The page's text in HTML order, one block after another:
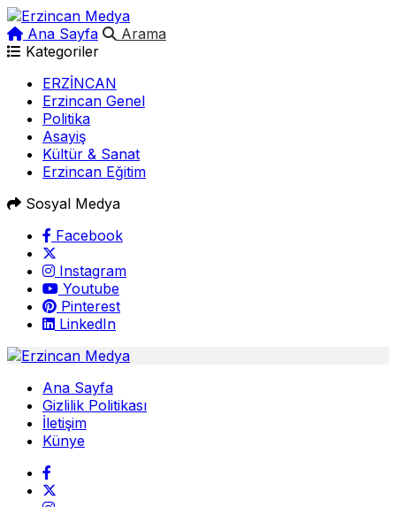
Ana Sayfa
Arama
Kategoriler
ERZİNCAN
Erzincan Genel
Politika
Asayiş
Kültür & Sanat
Erzincan Eğitim
Sosyal Medya
Facebook
Instagram
Youtube
Pinterest
LinkedIn
Ana Sayfa
Gizlilik Politikası
İletişim
Künye